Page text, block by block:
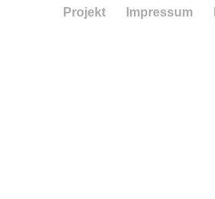
Projekt Impressum